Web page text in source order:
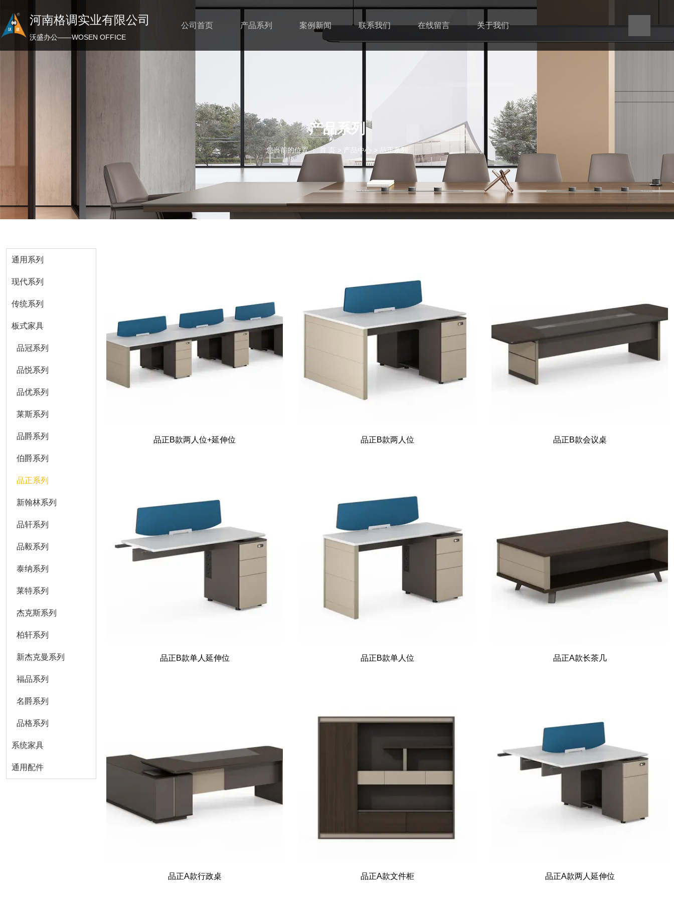
河南格调实业有限公司
沃盛办公——WOSEN OFFICE
公司首页 产品系列 案例新闻 联系我们 在线留言 关于我们
产品系列
您当前的位置 ： 首 页 > 产品中心 > 品正系列
通用系列
现代系列
传统系列
板式家具
品冠系列
品悦系列
品优系列
莱斯系列
品爵系列
伯爵系列
品正系列
新翰林系列
品轩系列
品毅系列
泰纳系列
莱特系列
杰克斯系列
柏轩系列
新杰克曼系列
福品系列
名爵系列
品格系列
系统家具
通用配件
品正B款两人位+延伸位 品正B款两人位 品正B款会议桌
品正B款单人延伸位 品正B款单人位 品正A款长茶几
品正A款行政桌 品正A款文件柜 品正A款两人延伸位